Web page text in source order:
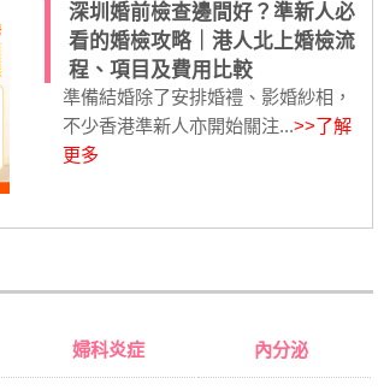
深圳婚前檢查邊間好？準新人必
看的婚檢攻略｜港人北上婚檢流
程、項目及費用比較
準備結婚除了安排婚禮、影婚紗相，
不少香港準新人亦開始關注...>>了解
更多
婦科炎症 內分泌